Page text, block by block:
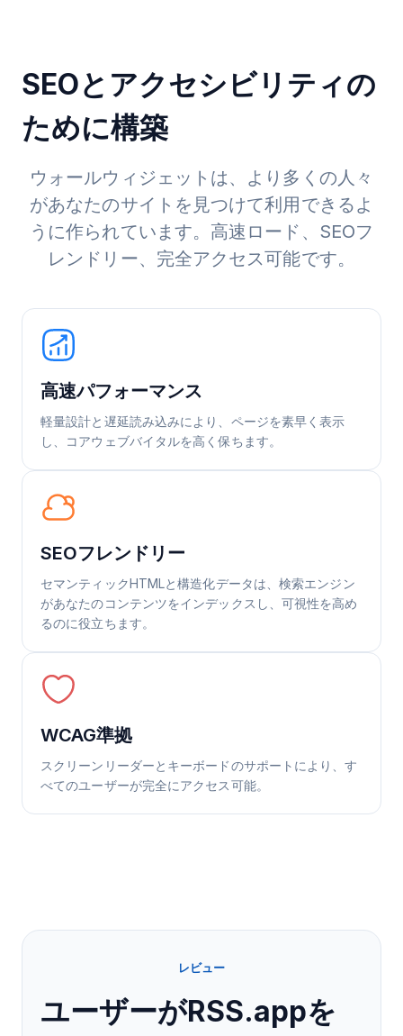
SEOとアクセシビリティの
ために構築
ウォールウィジェットは、より多くの人々
があなたのサイトを見つけて利用できるよ
うに作られています。高速ロード、SEOフ
レンドリー、完全アクセス可能です。
高速パフォーマンス
軽量設計と遅延読み込みにより、ページを素早く表示
し、コアウェブバイタルを高く保ちます。
SEOフレンドリー
セマンティックHTMLと構造化データは、検索エンジン
があなたのコンテンツをインデックスし、可視性を高め
るのに役立ちます。
WCAG準拠
スクリーンリーダーとキーボードのサポートにより、す
べてのユーザーが完全にアクセス可能。
レビュー
ユーザーがRSS.appを